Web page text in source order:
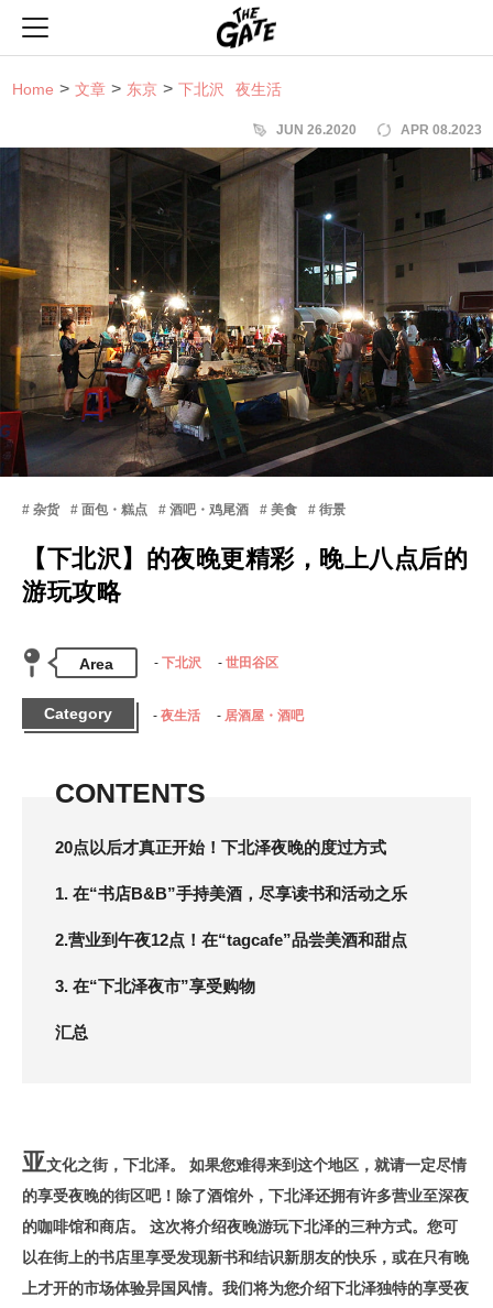
Home 文章 东京 下北沢 夜生活
JUN 26.2020 APR 08.2023
杂货 面包・糕点 酒吧・鸡尾酒 美食 街景
【下北沢】的夜晚更精彩，晚上八点后的
游玩攻略
Area 下北沢 世田谷区
Category 夜生活 居酒屋・酒吧
CONTENTS
20点以后才真正开始！下北泽夜晚的度过方式
1. 在“书店B&B”手持美酒，尽享读书和活动之乐
2.营业到午夜12点！在“tagcafe”品尝美酒和甜点
3. 在“下北泽夜市”享受购物
汇总
亚文化之街，下北泽。 如果您难得来到这个地区，就请一定尽情
的享受夜晚的街区吧！除了酒馆外，下北泽还拥有许多营业至深夜
的咖啡馆和商店。 这次将介绍夜晚游玩下北泽的三种方式。您可
以在街上的书店里享受发现新书和结识新朋友的快乐，或在只有晚
上才开的市场体验异国风情。我们将为您介绍下北泽独特的享受夜